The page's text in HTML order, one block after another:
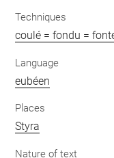
Techniques
coulé = fondu =
Language
eubéen
Places
Styra
Nature of text